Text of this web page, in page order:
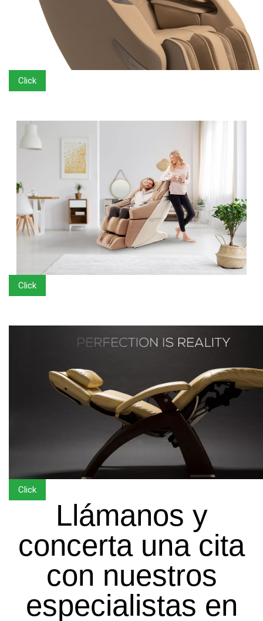
Click
Click
Click
Llámanos y
concerta una cita
con nuestros
especialistas en